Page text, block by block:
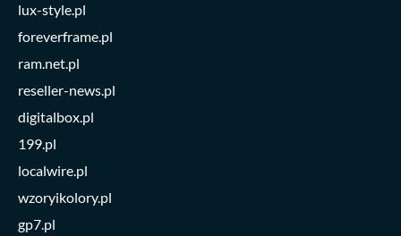
lux-style.pl
foreverframe.pl
ram.net.pl
reseller-news.pl
digitalbox.pl
199.pl
localwire.pl
wzoryikolory.pl
gp7.pl